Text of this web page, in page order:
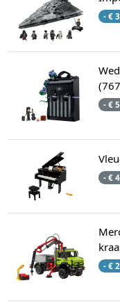
- €
- €
- €
- €